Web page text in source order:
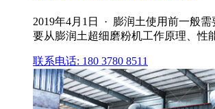
2019年4月1日 · 膨润土使用前一般
要从膨润土超细磨粉机工作原理、性
联系电话: 180 3780 8511